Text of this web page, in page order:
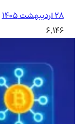
۲۸ اردیبهشت ۱۴۰۵
6,146